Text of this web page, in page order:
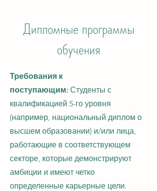
Дипломные программы
обучения
Требования к
поступающим: Студенты с
квалификацией 5-го уровня
(например, национальный диплом о
высшем образовании) и/или лица,
работающие в соответствующем
секторе, которые демонстрируют
амбиции и имеют четко
определенные карьерные цели.